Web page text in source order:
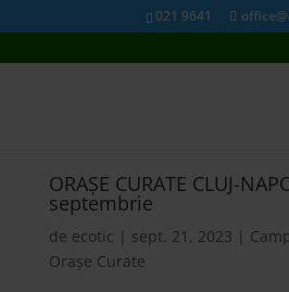
021 9641
ORAȘE CURATE CLUJ-
septembrie
de ecotic | sept. 21, 2023 |
Orașe Curate